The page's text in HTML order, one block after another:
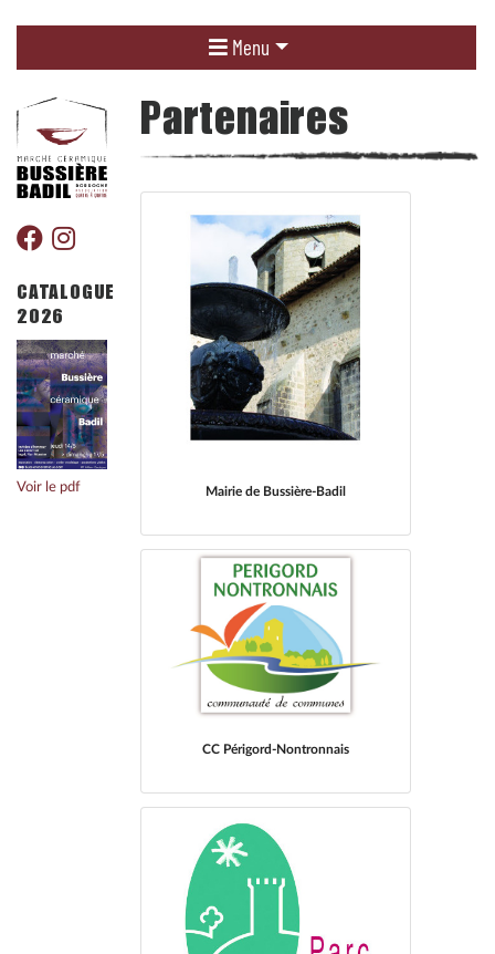
Menu
CATALOGUE
2026
Voir le pdf
Partenaires
Mairie de Bussière-Badil
CC Périgord-Nontronnais